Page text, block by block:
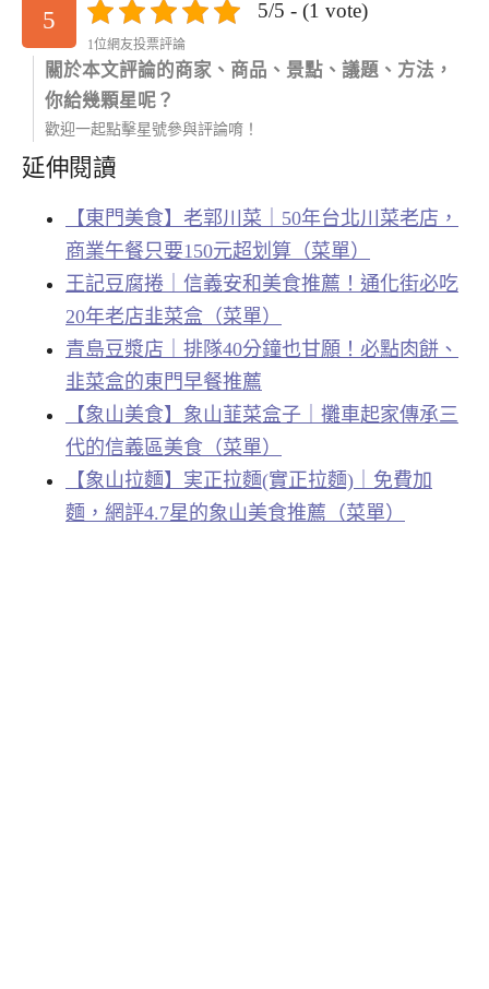
5 5/5 - (1 vote)
1位網友投票評論
關於本文評論的商家、商品、景點、議題、方法，
你給幾顆星呢？
歡迎一起點擊星號參與評論唷！
延伸閱讀
【東門美食】老郭川菜｜50年台北川菜老店，
商業午餐只要150元超划算（菜單）
王記豆腐捲｜信義安和美食推薦！通化街必吃
20年老店韭菜盒（菜單）
青島豆漿店｜排隊40分鐘也甘願！必點肉餅、
韭菜盒的東門早餐推薦
【象山美食】象山韮菜盒子｜攤車起家傳承三
代的信義區美食（菜單）
【象山拉麵】実正拉麵(實正拉麵)｜免費加
麵，網評4.7星的象山美食推薦（菜單）